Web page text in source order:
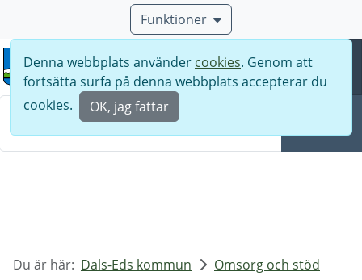
Funktioner
Meny
Denna webbplats använder cookies. Genom att
fortsätta surfa på denna webbplats accepterar du
cookies.
OK, jag fattar
Du är här: Dals-Eds kommun
Omsorg och stöd